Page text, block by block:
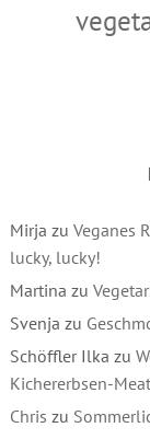
Mirja zu Veganes
lucky, lucky!
Martina zu
Svenja zu
Schöffler Ilka zu
Kichererbsen-
Chris zu